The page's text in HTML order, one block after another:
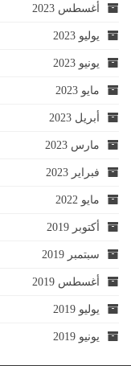
أغسطس 2023
يوليو 2023
يونيو 2023
مايو 2023
أبريل 2023
مارس 2023
فبراير 2023
مايو 2022
أكتوبر 2019
سبتمبر 2019
أغسطس 2019
يوليو 2019
يونيو 2019